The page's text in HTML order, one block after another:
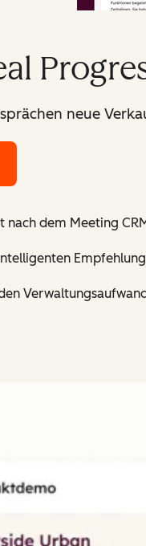
neue
nach dem Meeting